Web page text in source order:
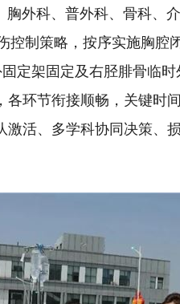
外科、普外科、骨科、
控制策略，按序实施胸腔
定架固定及右胫腓骨临
环节衔接顺畅，关键时
活、多学科协同决策、